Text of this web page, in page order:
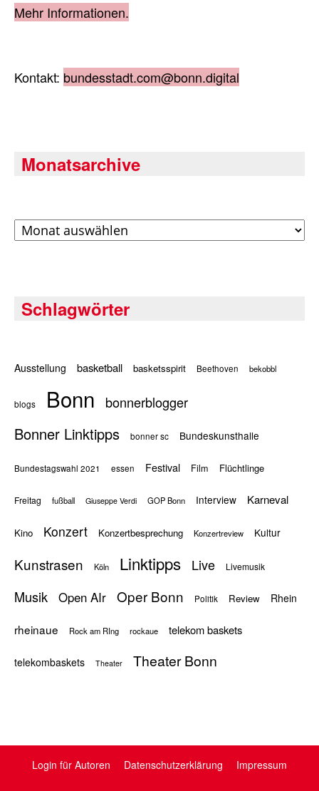
Mehr Informationen.
Kontakt: bundesstadt.com@bonn.digital
Monatsarchive
Archiv
Schlagwörter
Ausstellung basketball basketsspirit Beethoven bekobbl
blogs Bonn bonnerblogger
Bonner Linktipps bonner sc Bundeskunsthalle
Bundestagswahl 2021 essen Festival Film Flüchtlinge
Freitag fußball Giuseppe Verdi GOP Bonn Interview Karneval
Kino Konzert Konzertbesprechung Konzertreview Kultur
Kunstrasen Köln Linktipps Live Livemusik
Musik Open AIr Oper Bonn Politik Review Rhein
rheinaue Rock am RIng rockaue telekom baskets
telekombaskets Theater Theater Bonn
Login für Autoren Datenschutzerklärung Impressum